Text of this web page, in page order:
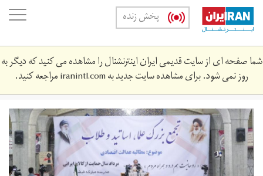
Skip
main
content
پخش زنده
شما صفحه ای از سایت قدیمی ایران اینترنشنال را مشاهده می کنید که دیگر به
روز نمی شود. برای مشاهده سایت جدید بهiranintl.comمراجعه کنید.
tlb_2.jpg